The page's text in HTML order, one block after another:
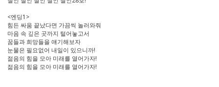
<엔딩1>
힘든 싸움 끝났다면 가끔씩 놀러와줘
마음 속 깊은 곳까지 털어놓고서
꿈들과 희망들을 얘기해보자
눈물은 필요없어 내일이 있으니까!
젊음의 힘을 모아 미래를 열어가자!
젊음의 힘을 모아 미래를 열어가자!